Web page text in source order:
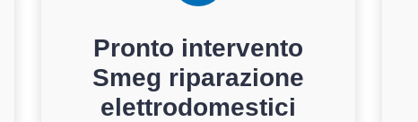
Pronto intervento
Smeg riparazione
elettrodomestici